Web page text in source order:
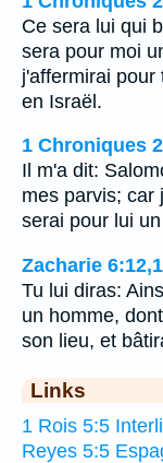
Ce sera lui qui
sera pour moi
j'affermirai
en Israël.
1 Chroniques
Il m'a dit:
mes parvis; car
serai pour lui
Zacharie
Tu lui diras:
un homme,
son lieu, et
Links
1 Rois 5:5
Reyes 5:5